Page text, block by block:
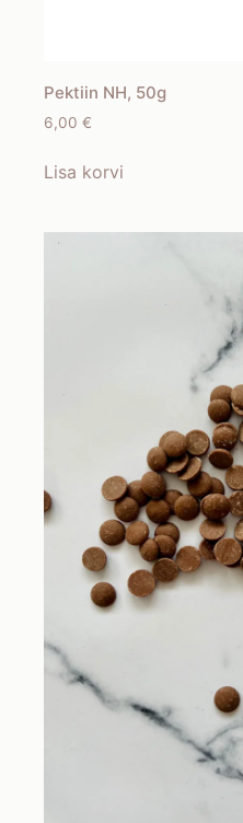
Pektiin NH, 50g
6,00 €
Lisa korvi